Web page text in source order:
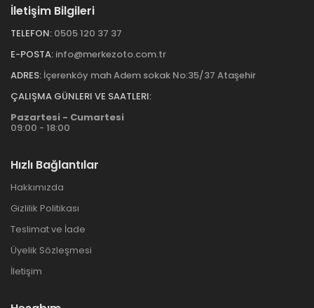
İletişim Bilgileri
TELEFON: 0505 120 37 37
E-POSTA: info@merkezoto.com.tr
ADRES: İçerenköy mah Adem sokak No:35/37 Ataşehir
ÇALIŞMA GÜNLERI VE SAATLERI:
Pazartesi - Cumartesi
09:00 - 18:00
Hızlı Bağlantılar
Hakkımızda
Gizlilik Politikası
Teslimat ve İade
Üyelik Sözleşmesi
İletişim